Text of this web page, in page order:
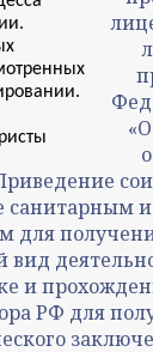
санитарным
для
вид
и
РФ для